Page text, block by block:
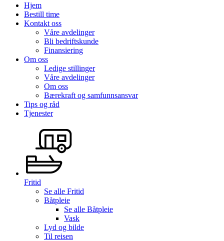
Hjem
Bestill time
Kontakt oss
Våre avdelinger
Bli bedriftskunde
Finansiering
Om oss
Ledige stillinger
Våre avdelinger
Om oss
Bærekraft og samfunnsansvar
Tips og råd
Tjenester
Fritid
Se alle Fritid
Båtpleie
Se alle Båtpleie
Vask
Lyd og bilde
Til reisen